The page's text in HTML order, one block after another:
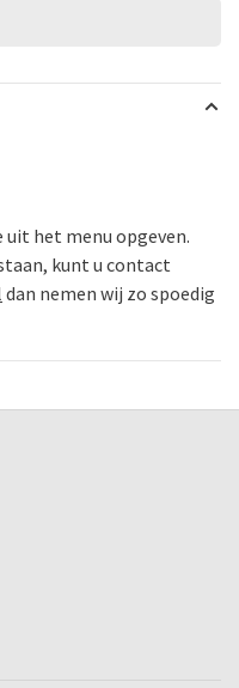
uit het menu opgeven.
kunt u contact
dan nemen wij zo spoedig